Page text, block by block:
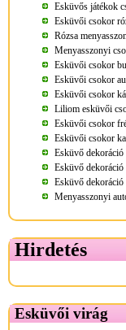
Esküvős játékok
Esküvői csokor
Rózsa
Menyasszonyi
Esküvői csokor
Esküvői csokor
Esküvői csokor
Liliom esküvői
Esküvői csokor
Esküvői csokor
Esküvő
Esküvő
Esküvő
Menyasszonyi
Hirdetés
Esküvői virág